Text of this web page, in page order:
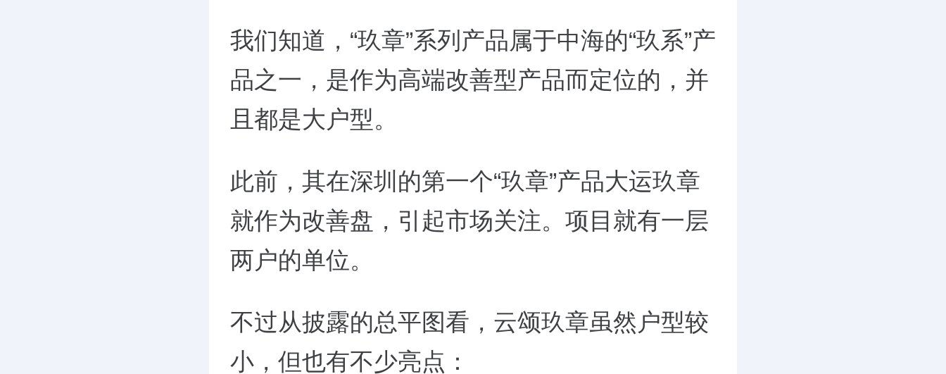
我们知道，“玖章”系列产品属于中海的“玖系”产
品之一，是作为高端改善型产品而定位的，并
且都是大户型。
此前，其在深圳的第一个“玖章”产品大运玖章
就作为改善盘，引起市场关注。项目就有一层
两户的单位。
不过从披露的总平图看，云颂玖章虽然户型较
小，但也有不少亮点：